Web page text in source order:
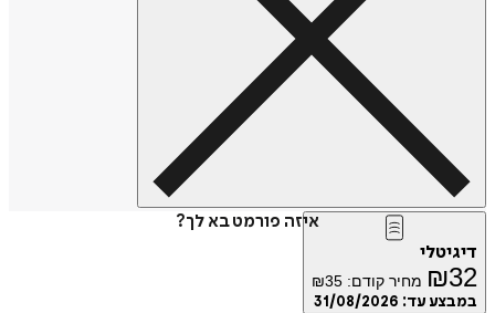
איזה פורמט בא לך?
דיגיטלי
₪32 מחיר קודם: ₪35
במבצע עד: 31/08/2026